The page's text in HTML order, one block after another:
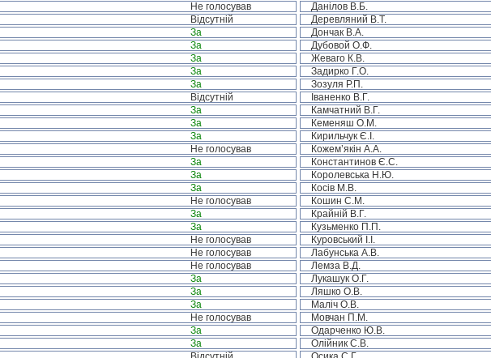
Не голосував Данілов В.Б.
Відсутній Деревляний В.Т.
За Дончак В.А.
За Дубовой О.Ф.
За Жеваго К.В.
За Задирко Г.О.
За Зозуля Р.П.
Відсутній Іваненко В.Г.
За Камчатний В.Г.
За Кеменяш О.М.
За Кирильчук Є.І.
Не голосував Кожем’якін А.А.
За Константинов Є.С.
За Королевська Н.Ю.
За Косів М.В.
Не голосував Кошин С.М.
За Крайній В.Г.
За Кузьменко П.П.
Не голосував Куровський І.І.
Не голосував Лабунська А.В.
Не голосував Лемза В.Д.
За Лукашук О.Г.
За Ляшко О.В.
За Маліч О.В.
Не голосував Мовчан П.М.
За Одарченко Ю.В.
За Олійник С.В.